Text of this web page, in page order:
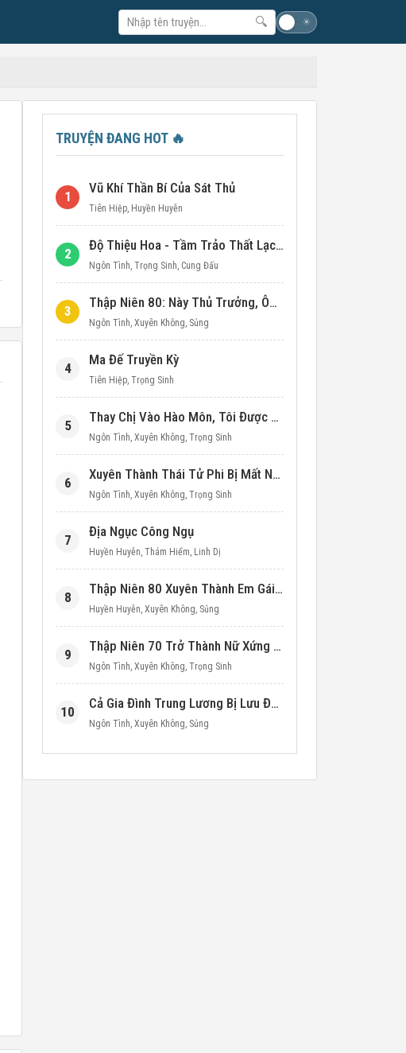
🔍 ☀
TRUYỆN ĐANG HOT 🔥
1
Vũ Khí Thần Bí Của Sát Thủ
Tiên Hiệp, Huyền Huyễn
2
Độ Thiệu Hoa - Tầm Trảo Thất Lạc Đích Ái Tình
Ngôn Tình, Trọng Sinh, Cung Đấu
3
Thập Niên 80: Này Thủ Trưởng, Ôm Một Cái Đi!
Ngôn Tình, Xuyên Không, Sủng
4
Ma Đế Truyền Kỳ
Tiên Hiệp, Trọng Sinh
5
Thay Chị Vào Hào Môn, Tôi Được Cưng Chiều Hết Mực (Thập Niên 90)
Ngôn Tình, Xuyên Không, Trọng Sinh
6
Xuyên Thành Thái Tử Phi Bị Mất Nước
Ngôn Tình, Xuyên Không, Trọng Sinh
7
Địa Ngục Công Ngụ
Huyền Huyễn, Thám Hiểm, Linh Dị
8
Thập Niên 80 Xuyên Thành Em Gái Học Bá
Huyền Huyễn, Xuyên Không, Sủng
9
Thập Niên 70 Trở Thành Nữ Xứng Nuôi Con Làm Giàu
Ngôn Tình, Xuyên Không, Trọng Sinh
10
Cả Gia Đình Trung Lương Bị Lưu Đày, Ta Mang Không Gian Cứu Cả Nhà
Ngôn Tình, Xuyên Không, Sủng